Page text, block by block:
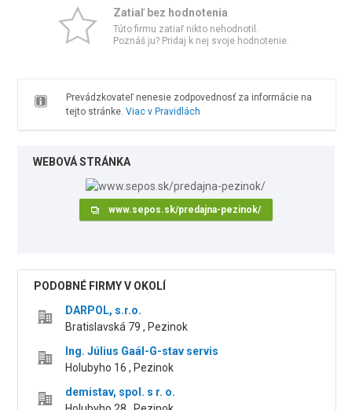
Zatiaľ bez hodnotenia
Túto firmu zatiaľ nikto nehodnotil.
Poznáš ju? Pridaj k nej svoje hodnotenie.
Prevádzkovateľ nenesie zodpovednosť za informácie na
tejto stránke. Viac v Pravidlách
WEBOVÁ STRÁNKA
www.sepos.sk/predajna-pezinok/
PODOBNÉ FIRMY V OKOLÍ
DARPOL, s.r.o.
Bratislavská 79 , Pezinok
Ing. Július Gaál-G-stav servis
Holubyho 16 , Pezinok
demistav, spol. s r. o.